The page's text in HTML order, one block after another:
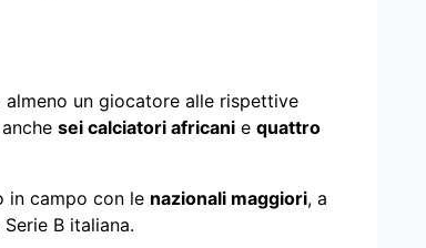
un giocatore alle rispettive
sei calciatori africani e quattro
in campo con le nazionali maggiori, a
B italiana.